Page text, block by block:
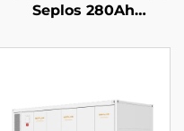
Seplos 280Ah
Cartref 51.2V 14kwh